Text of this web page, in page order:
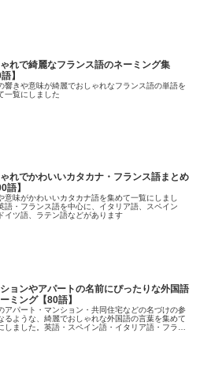
れで綺麗なフランス語のネーミング集
】
響きや意味が綺麗でおしゃれなフランス語の単語を
一覧にしました
れでかわいいカタカナ・フランス語まとめ
語】
意味がかわいいカタカナ語を集めて一覧にしまし
語・フランス語を中心に、イタリア語、スペイン
イツ語、ラテン語などがあります
ョンやアパートの名前にぴったりな外国語
ミング【80語】
アパート・マンション・共同住宅などの名づけの参
るような、綺麗でおしゃれな外国語の言葉を集めて
しました。英語・スペイン語・イタリア語・フラン